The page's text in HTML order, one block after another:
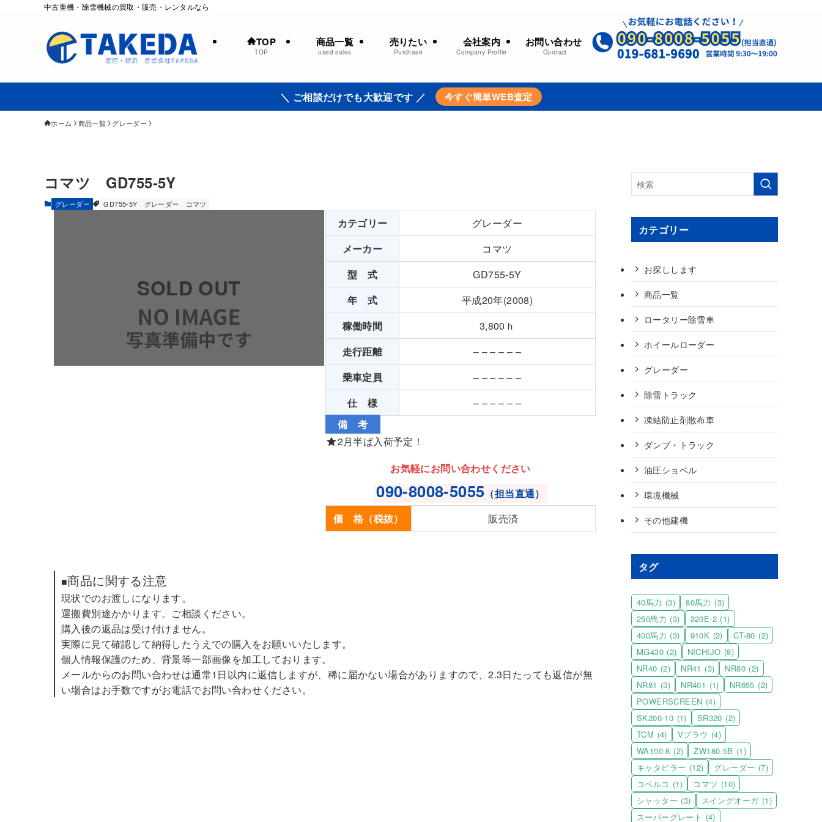
中古重機・除雪機械の買取・販売・レンタルなら
TOP
TOP
商品一覧
used sales
売りたい
Purchase
会社案内
Company Profile
お問い合わせ
Contact
＼ ご相談だけでも大歓迎です ／ 今すぐ簡単WEB査定
ホーム 商品一覧 グレーダー
コマツ GD755-5Y
グレーダー GD755-5Y グレーダー コマツ
SOLD OUT
カテゴリー
グレーダー
メーカー
コマツ
型 式
GD755-5Y
年 式
平成20年(2008)
稼働時間
3,800ｈ
走行距離
– – – – – –
乗車定員
– – – – – –
仕 様
– – – – – –
備 考
2月半ば入荷予定！
お気軽にお問い合わせください
090-8008-5055 （担当直通）
価 格（税抜）
販売済
■商品に関する注意
現状でのお渡しになります。
運搬費別途かかります。ご相談ください。
購入後の返品は受け付けません。
実際に見て確認して納得したうえでの購入をお願いいたします。
個人情報保護のため、背景等一部画像を加工しております。
メールからのお問い合わせは通常1日以内に返信しますが、稀に届かない場合がありますので、2.3日たっても返信が無
い場合はお手数ですがお電話でお問い合わせください。
カテゴリー
お探しします
商品一覧
ロータリー除雪車
ホイールローダー
グレーダー
除雪トラック
凍結防止剤散布車
ダンプ・トラック
油圧ショベル
環境機械
その他建機
タグ
40馬力 (3) 80馬力 (3)
250馬力 (3) 320E-2 (1)
400馬力 (3) 910K (2) CT-80 (2)
MG430 (2) NICHIJO (8)
NR40 (2) NR41 (3) NR80 (2)
NR81 (3) NR401 (1) NR655 (2)
POWERSCREEN (4)
SK200-10 (1) SR320 (2)
TCM (4) Vプラウ (4)
WA100-8 (2) ZW180-5B (1)
キャタピラー (12) グレーダー (7)
コベルコ (1) コマツ (10)
シャッター (3) スイングオーガ (1)
スーパーグレート (4)